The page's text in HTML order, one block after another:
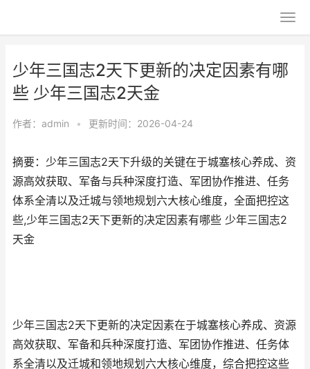
少年三国志2天下更新的决定因素有哪
些 少年三国志2天金
作者： admin • 更新时间：2026-04-24
摘要：少年三国志2天下升级的关键在于城塞核心养成、资
源高效获取、军备与兵种深度打造、军团协作推进、任务
体系全清以及迁城与领地规划六大核心维度，全面把控这
些,少年三国志2天下更新的决定因素有哪些 少年三国志2
天金
少年三国志2天下更新的决定因素在于城塞核心养成、资源
高效获取、军备和兵种深度打造、军团协作推进、任务体
系全清以及迁城和领地规划六大核心维度，综合把控这些